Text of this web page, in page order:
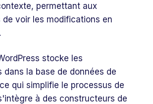
permettant aux
de voir les modifications en
stocke les
dans la base de données de
qui simplifie le processus de
à des constructeurs de